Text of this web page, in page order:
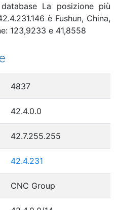
La posizione più
è Fushun, China,
123,9233 e 41,8558
4837
42.4.0.0
42.7.255.255
42.4.231
CNC Group